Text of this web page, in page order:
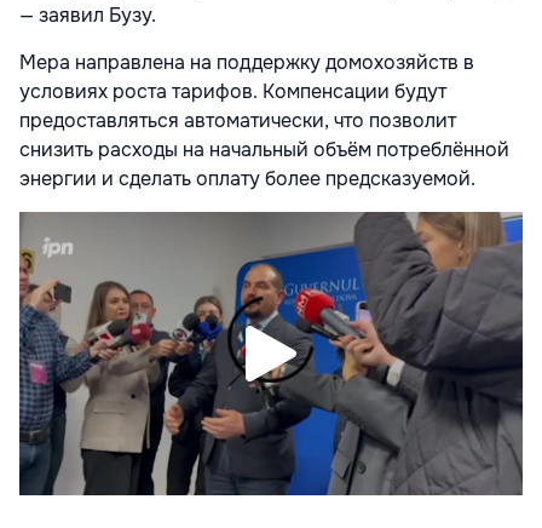
— заявил Бузу.
Мера направлена на поддержку домохозяйств в
условиях роста тарифов. Компенсации будут
предоставляться автоматически, что позволит
снизить расходы на начальный объём потреблённой
энергии и сделать оплату более предсказуемой.